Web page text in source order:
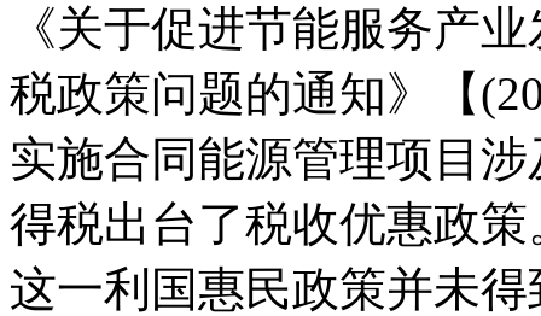
《关于促进节能服务产
税政策问题的通知》【
实施合同能源管理项目
得税出台了税收优惠政
这一利国惠民政策并未